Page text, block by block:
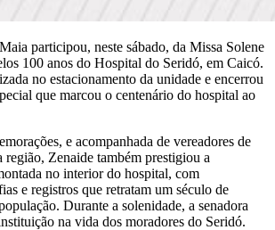
participou, neste sábado, da Missa Solene
100 anos do Hospital do Seridó, em Caicó.
no estacionamento da unidade e encerrou
que marcou o centenário do hospital ao
e acompanhada de vereadores de
região, Zenaide também prestigiou a
no interior do hospital, com
e registros que retratam um século de
Durante a solenidade, a senadora
na vida dos moradores do Seridó.